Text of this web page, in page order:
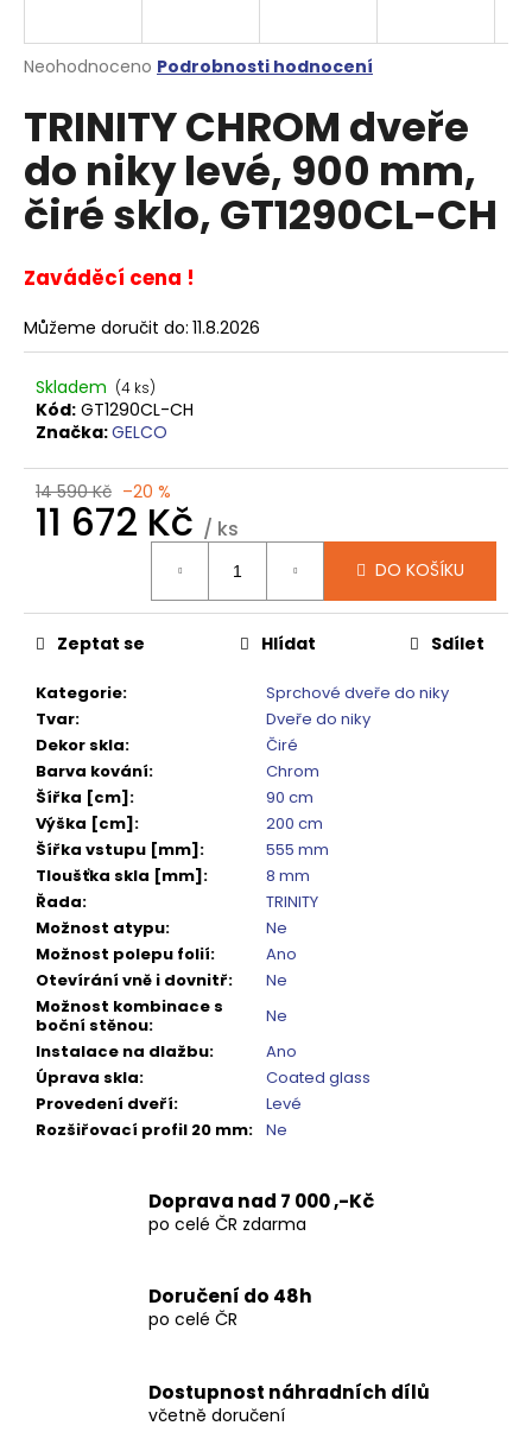
Průměrné
produktu
0,0
z
5
hvězdiček.
Neohodnoceno Podrobnosti hodnocení
TRINITY CHROM dveře
do niky levé, 900 mm,
čiré sklo, GT1290CL-CH
Zaváděcí cena !
Můžeme doručit do: 11.8.2026
Skladem (4 ks)
Kód: GT1290CL-CH
Značka:GELCO
14 590 Kč –20 %
11 672 Kč / ks
DO KOŠÍKU
Kategorie:
Sprchové dveře do niky
Tvar:
Dveře do niky
Dekor skla:
Čiré
Barva kování:
Chrom
Šířka [cm]:
90 cm
Výška [cm]:
200 cm
Šířka vstupu [mm]:
555 mm
Tloušťka skla [mm]:
8 mm
Řada:
TRINITY
Možnost atypu:
Ne
Možnost polepu folií:
Ano
Otevírání vně i dovnitř:
Ne
Možnost kombinace s
boční stěnou:
Ne
Instalace na dlažbu:
Ano
Úprava skla:
Coated glass
Provedení dveří:
Levé
Rozšiřovací profil 20 mm: Ne
Zeptat se Hlídat Sdílet
Doprava nad 7 000 ,-Kč
po celé ČR zdarma
Doručení do 48h
po celé ČR
Dostupnost náhradních dílů
včetně doručení
j
t
?
D
o
p
u
e
m
VARIO
SPRCHOVÁ
ZÁSTĚNA
1000
MM
TMAVÉ
SKLO
GX1310
240
Kč
Původně:
550
Kč